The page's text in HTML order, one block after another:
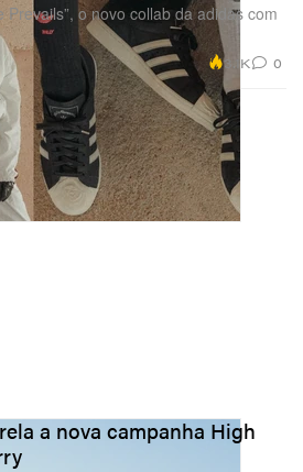
Prevails”, o novo collab da adidas com
3.1K 0
a nova campanha High